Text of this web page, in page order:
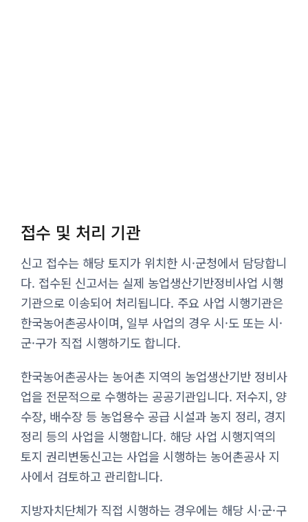
접수 및 처리 기관
신고 접수는 해당 토지가 위치한 시·군청에서 담당합니
다. 접수된 신고서는 실제 농업생산기반정비사업 시행
기관으로 이송되어 처리됩니다. 주요 사업 시행기관은
한국농어촌공사이며, 일부 사업의 경우 시·도 또는 시·
군·구가 직접 시행하기도 합니다.
한국농어촌공사는 농어촌 지역의 농업생산기반 정비사
업을 전문적으로 수행하는 공공기관입니다. 저수지, 양
수장, 배수장 등 농업용수 공급 시설과 농지 정리, 경지
정리 등의 사업을 시행합니다. 해당 사업 시행지역의
토지 권리변동신고는 사업을 시행하는 농어촌공사 지
사에서 검토하고 관리합니다.
지방자치단체가 직접 시행하는 경우에는 해당 시·군·구